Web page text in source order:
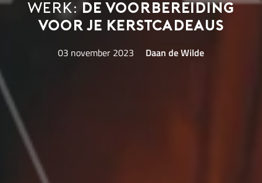
werk: de voorbereiding
voor je kerstcadeaus
03 november 2023 Daan de Wilde